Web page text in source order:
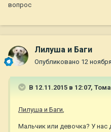
вопрос
Лилуша и Баги
Опубликовано 12
В 12.11.2015 в 12:07,
Лилуша и Баги,
Мальчик или девочка? У нас